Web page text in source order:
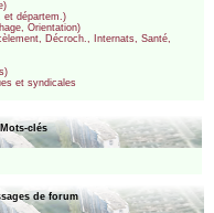
et départem.)
Orientation)
Décroch., Internats, Santé,
et syndicales
Mots-clés
de forum